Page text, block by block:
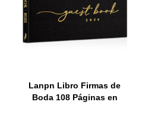
Lanpn Libro Firmas de
Boda 108 Páginas en